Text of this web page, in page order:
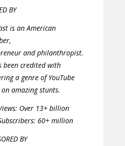
BY
is an American
and philanthropist.
been credited with
a genre of YouTube
amazing stunts.
Over 13+ billion
60+ million
BY